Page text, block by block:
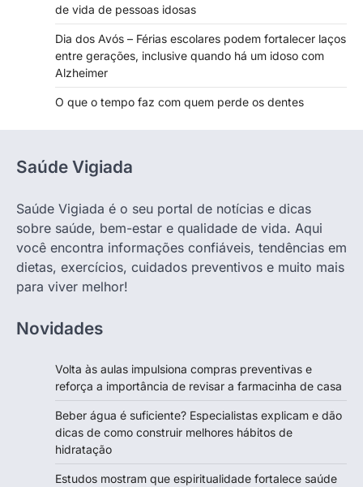
de vida de pessoas idosas
Dia dos Avós – Férias escolares podem fortalecer laços
entre gerações, inclusive quando há um idoso com
Alzheimer
O que o tempo faz com quem perde os dentes
Saúde Vigiada
Saúde Vigiada é o seu portal de notícias e dicas
sobre saúde, bem-estar e qualidade de vida. Aqui
você encontra informações confiáveis, tendências em
dietas, exercícios, cuidados preventivos e muito mais
para viver melhor!
Novidades
Volta às aulas impulsiona compras preventivas e
reforça a importância de revisar a farmacinha de casa
Beber água é suficiente? Especialistas explicam e dão
dicas de como construir melhores hábitos de
hidratação
Estudos mostram que espiritualidade fortalece saúde